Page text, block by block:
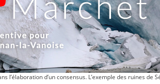
l’élaboration d’un consensus. L’exemple des ruines de